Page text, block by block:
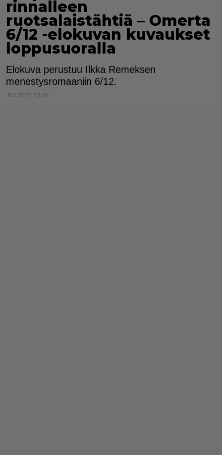
rinnalleen
ruotsalaistähtiä – Omerta
6/12 -elokuvan kuvaukset
loppusuoralla
Elokuva perustuu Ilkka Remeksen
menestysromaaniin 6/12.
8.2.2021 13:45